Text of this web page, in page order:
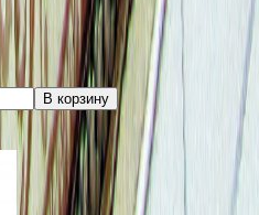
В корзину